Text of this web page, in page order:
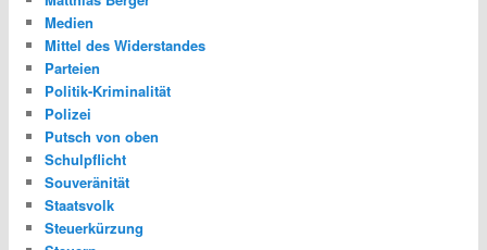
Medien
Mittel des Widerstandes
Parteien
Politik-Kriminalität
Polizei
Putsch von oben
Schulpflicht
Souveränität
Staatsvolk
Steuerkürzung